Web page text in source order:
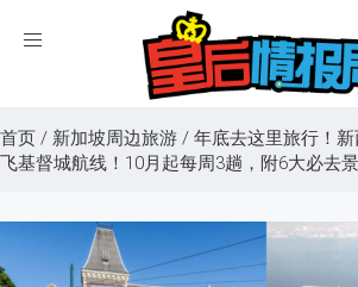
Toggle
首页 / 新加坡周边旅游 / 年底去这里旅行！
飞基督城航线！10月起每周3趟，附6大必去